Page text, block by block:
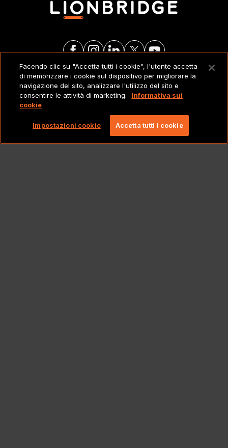
NOTE LEGALI
Copyright 2026 Lionbridge Technologies, LLC. Tutti
i diritti riservati.
Facendo clic su "Accetta tutti i cookie", l'utente accetta
di memorizzare i cookie sul dispositivo per migliorare la
navigazione del sito, analizzare l'utilizzo del sito e
consentire le attività di marketing.
Informativa sui
cookie
Impostazioni cookie Accetta tutti i cookie